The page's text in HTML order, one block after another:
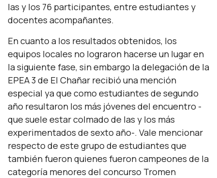
las y los 76 participantes, entre estudiantes y
docentes acompañantes.
En cuanto a los resultados obtenidos, los
equipos locales no lograron hacerse un lugar en
la siguiente fase, sin embargo la delegación de la
EPEA 3 de El Chañar recibió una mención
especial ya que como estudiantes de segundo
año resultaron los más jóvenes del encuentro -
que suele estar colmado de las y los más
experimentados de sexto año-. Vale mencionar
respecto de este grupo de estudiantes que
también fueron quienes fueron campeones de la
categoría menores del concurso Tromen